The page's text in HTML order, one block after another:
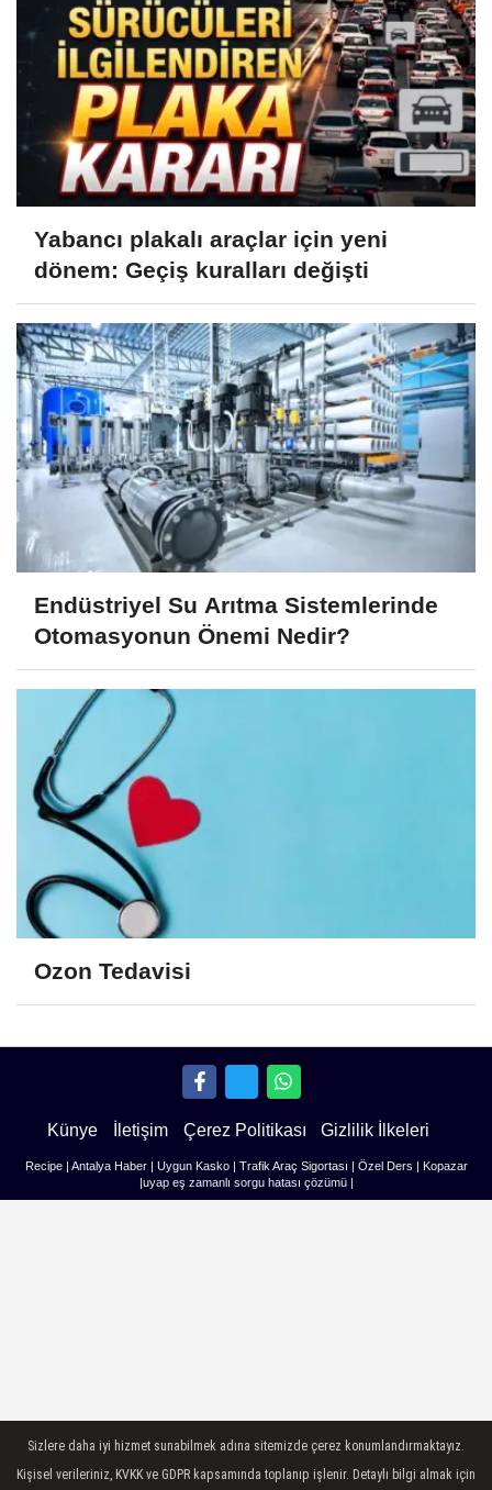
Yabancı plakalı araçlar için yeni
dönem: Geçiş kuralları değişti
Endüstriyel Su Arıtma Sistemlerinde
Otomasyonun Önemi Nedir?
Ozon Tedavisi
Künye İletişim Çerez Politikası Gizlilik İlkeleri
Recipe| Antalya Haber| Uygun Kasko| Trafik Araç Sigortası Özel Ders
Kopazar
uyap eş zamanlı sorgu hatası çözümü|
Sizlere daha iyi hizmet sunabilmek adına sitemizde çerez konumlandırmaktayız.
Kişisel verileriniz, KVKK ve GDPR kapsamında toplanıp işlenir. Detaylı bilgi almak için